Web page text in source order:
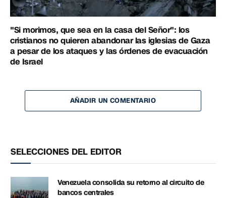
"Si morimos, que sea en la casa del Señor": los
cristianos no quieren abandonar las iglesias de Gaza
a pesar de los ataques y las órdenes de evacuación
de Israel
AÑADIR UN COMENTARIO
SELECCIONES DEL EDITOR
Venezuela consolida su retorno al circuito de
bancos centrales